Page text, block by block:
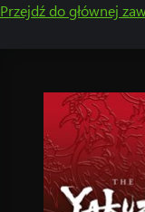
Przejdź do głównej